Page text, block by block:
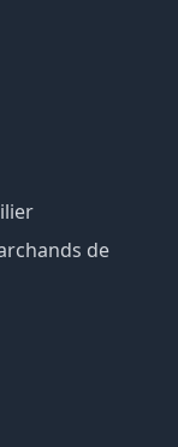
de